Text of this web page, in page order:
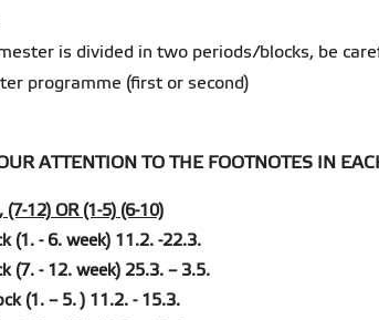
is divided in two periods/blocks, be
programme (first or second)
ATTENTION TO THE FOOTNOTES IN
12) OR (1-5) (6-10)
(1. - 6. week) 11.2. -22.3.
(7. - 12. week) 25.3. – 3.5.
(1. – 5. ) 11.2. - 15.3.